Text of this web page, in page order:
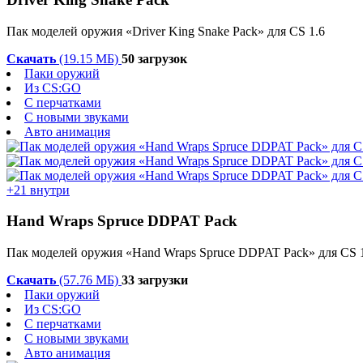
Пак моделей оружия «Driver King Snake Pack» для CS 1.6
Скачать (19.15 МБ) 50 загрузок
Паки оружий
Из CS:GO
С перчатками
С новыми звуками
Авто анимация
+21 внутри
Hand Wraps Spruce DDPAT Pack
Пак моделей оружия «Hand Wraps Spruce DDPAT Pack» для CS
Скачать (57.76 МБ) 33 загрузки
Паки оружий
Из CS:GO
С перчатками
С новыми звуками
Авто анимация